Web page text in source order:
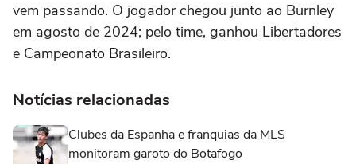
vem passando. O jogador chegou junto ao Burnley
em agosto de 2024; pelo time, ganhou Libertadores
e Campeonato Brasileiro.
Notícias relacionadas
Clubes da Espanha e franquias da MLS
monitoram garoto do Botafogo